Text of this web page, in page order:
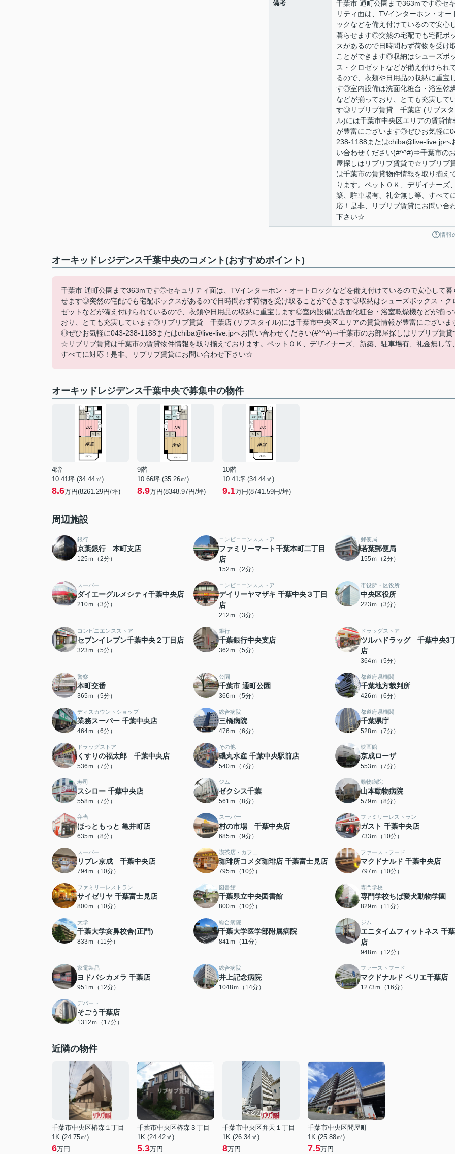
備考
千葉市 通町公園まで363mです◎セ
リティ面は、TVインターホン・オー
ックなどを備え付けているので安心
暮らせます◎突然の宅配でも宅配ボ
スがあるので日時問わず荷物を受け
ことができます◎収納はシューズボ
ス・クロゼットなどが備え付けられ
るので、衣類や日用品の収納に重宝
す◎室内設備は洗面化粧台・浴室乾
などが揃っており、とても充実して
す◎リブリブ賃貸 千葉店 (リブス
ル)には千葉市中央区エリアの賃貸情
が豊富にございます◎ぜひお気軽に
238-1188またはchiba@live-live.jpへ
い合わせください(#^^#)⇒千葉市の
屋探しはリブリブ賃貸で☆リブリブ
は千葉市の賃貸物件情報を取り揃え
ります。ペットＯＫ、デザイナーズ
築、駐車場有、礼金無し等、すべて
応！是非、リブリブ賃貸にお問い合
下さい☆
情報
オーキッドレジデンス千葉中央のコメント(おすすめポイント)
千葉市 通町公園まで363mです◎セキュリティ面は、TVインターホン・オートロックなどを備え付けているので安心して暮
せます◎突然の宅配でも宅配ボックスがあるので日時問わず荷物を受け取ることができます◎収納はシューズボックス・ク
ゼットなどが備え付けられているので、衣類や日用品の収納に重宝します◎室内設備は洗面化粧台・浴室乾燥機などが揃っ
おり、とても充実しています◎リブリブ賃貸 千葉店 (リブスタイル)には千葉市中央区エリアの賃貸情報が豊富にございま
◎ぜひお気軽に043-238-1188またはchiba@live-live.jpへお問い合わせください(#^^#)⇒千葉市のお部屋探しはリブリブ賃貸
☆リブリブ賃貸は千葉市の賃貸物件情報を取り揃えております。ペットＯＫ、デザイナーズ、新築、駐車場有、礼金無し等
すべてに対応！是非、リブリブ賃貸にお問い合わせ下さい☆
オーキッドレジデンス千葉中央で募集中の物件
4階
10.41坪 (34.44㎡)
8.6万円(8261.29円/坪)
9階
10.66坪 (35.26㎡)
8.9万円(8348.97円/坪)
10階
10.41坪 (34.44㎡)
9.1万円(8741.59円/坪)
周辺施設
銀行
京葉銀行 本町支店
125ｍ（2分）
コンビニエンスストア
ファミリーマート千葉本町二丁目
店
152ｍ（2分）
郵便局
若葉郵便局
155ｍ（2分）
スーパー
ダイエーグルメシティ千葉中央店
210ｍ（3分）
コンビニエンスストア
デイリーヤマザキ 千葉中央３丁目
店
212ｍ（3分）
市役所・区役所
中央区役所
223ｍ（3分）
コンビニエンスストア
セブンイレブン千葉中央２丁目店
323ｍ（5分）
銀行
千葉銀行中央支店
362ｍ（5分）
ドラッグストア
ツルハドラッグ 千葉中央3
店
364ｍ（5分）
警察
本町交番
365ｍ（5分）
公園
千葉市 通町公園
366ｍ（5分）
都道府県機関
千葉地方裁判所
426ｍ（6分）
ディスカウントショップ
業務スーパー 千葉中央店
464ｍ（6分）
総合病院
三橋病院
476ｍ（6分）
都道府県機関
千葉県庁
528ｍ（7分）
ドラッグストア
くすりの福太郎 千葉中央店
536ｍ（7分）
その他
磯丸水産 千葉中央駅前店
540ｍ（7分）
映画館
京成ローザ
553ｍ（7分）
寿司
スシロー 千葉中央店
558ｍ（7分）
ジム
ゼクシス千葉
561ｍ（8分）
動物病院
山本動物病院
579ｍ（8分）
弁当
ほっともっと 亀井町店
635ｍ（8分）
スーパー
村の市場 千葉中央店
685ｍ（9分）
ファミリーレストラン
ガスト 千葉中央店
733ｍ（10分）
スーパー
リブレ京成 千葉中央店
794ｍ（10分）
喫茶店・カフェ
珈琲所コメダ珈琲店 千葉富士見店
795ｍ（10分）
ファーストフード
マクドナルド 千葉中央店
797ｍ（10分）
ファミリーレストラン
サイゼリヤ 千葉富士見店
800ｍ（10分）
図書館
千葉県立中央図書館
800ｍ（10分）
専門学校
専門学校ちば愛犬動物学園
829ｍ（11分）
大学
千葉大学亥鼻校舎(正門)
833ｍ（11分）
総合病院
千葉大学医学部附属病院
841ｍ（11分）
ジム
エニタイムフィットネス 千
店
948ｍ（12分）
家電製品
ヨドバシカメラ 千葉店
951ｍ（12分）
総合病院
井上記念病院
1048ｍ（14分）
ファーストフード
マクドナルド ペリエ千葉店
1273ｍ（16分）
デパート
そごう千葉店
1312ｍ（17分）
近隣の物件
千葉市中央区椿森１丁目
1K (24.75㎡)
6万円
千葉市中央区椿森３丁目
1K (24.42㎡)
5.3万円
千葉市中央区弁天１丁目
1K (26.34㎡)
8万円
千葉市中央区問屋町
1K (25.88㎡)
7.5万円